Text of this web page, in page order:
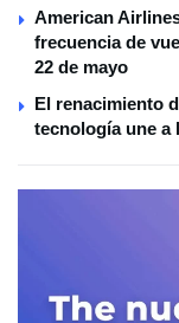
American
frecuencia de
22 de mayo
El renacimiento
tecnología une a